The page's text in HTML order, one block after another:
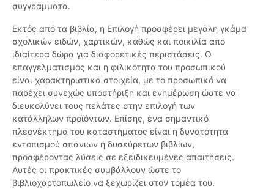
συγγράμματα.
Εκτός από τα βιβλία, η Επιλογή προσφέρει μεγάλη γκάμα
σχολικών ειδών, χαρτικών, καθώς και ποικιλία από
ιδιαίτερα δώρα για διαφορετικές περιστάσεις. Ο
επαγγελματισμός και η φιλικότητα του προσωπικού
είναι χαρακτηριστικά στοιχεία, με το προσωπικό να
παρέχει συνεχώς υποστήριξη και ενημέρωση ώστε να
διευκολύνει τους πελάτες στην επιλογή των
κατάλληλων προϊόντων. Επίσης, ένα σημαντικό
πλεονέκτημα του καταστήματος είναι η δυνατότητα
εντοπισμού σπάνιων ή δυσεύρετων βιβλίων,
προσφέροντας λύσεις σε εξειδικευμένες απαιτήσεις.
Αυτές οι πρακτικές συμβάλλουν ώστε το
βιβλιοχαρτοπωλείο να ξεχωρίζει στον τομέα του.